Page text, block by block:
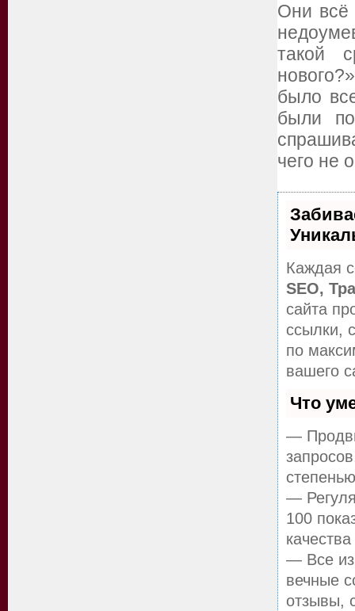
Они всё
такой
было
были
чего не
Каждая
SEO,
сайта
ссылки,
по
вашего
Что
—
—
100
— Все
вечные
отзывы,